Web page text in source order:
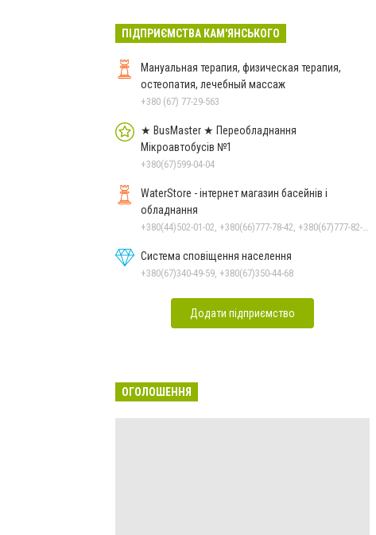
ПІДПРИЄМСТВА КАМ'ЯНСЬКОГО
Мануальная терапия, физическая терапия,
остеопатия, лечебный массаж
+380 (67) 77-29-563
★ BusMaster ★ Переобладнання
Мікроавтобусів №1
+380(67)599-04-04
WaterStore - інтернет магазин басейнів і
обладнання
Система сповіщення населення
+380(67)340-49-59, +380(67)350-44-68
Додати підприємство
ОГОЛОШЕННЯ